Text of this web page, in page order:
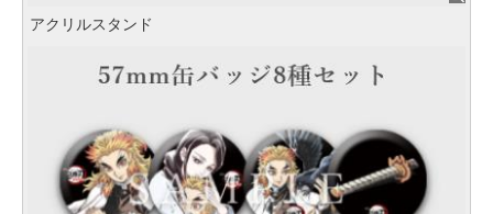
アクリルスタンド